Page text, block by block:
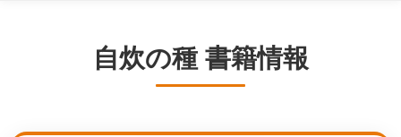
自炊の種 書籍情報